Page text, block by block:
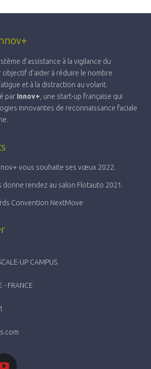
d'assistance à la vigilance du
objectif d'aider à réduire le nombre
et à la distraction au volant.
par Innov+ , une start-up française qui
innovantes de reconnaissance faciale
vous souhaite ses vœux 2022.
donne rendez au salon Flotauto 2021.
Convention NextMove
UP CAMPUS
- FRANCE